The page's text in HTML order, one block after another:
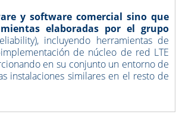
y software comercial sino que
elaboradas por el grupo
incluyendo herramientas de
de núcleo de red LTE
en su conjunto un entorno de
instalaciones similares en el resto de